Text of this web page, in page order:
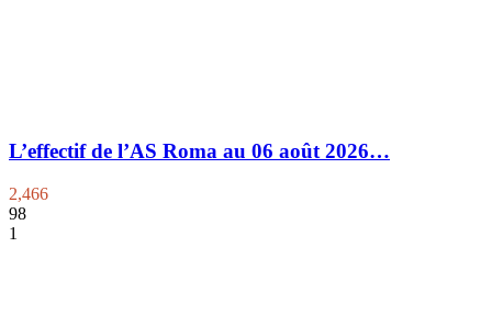
L’effectif de l’AS Roma au 06 août 2026…
2,466
98
1